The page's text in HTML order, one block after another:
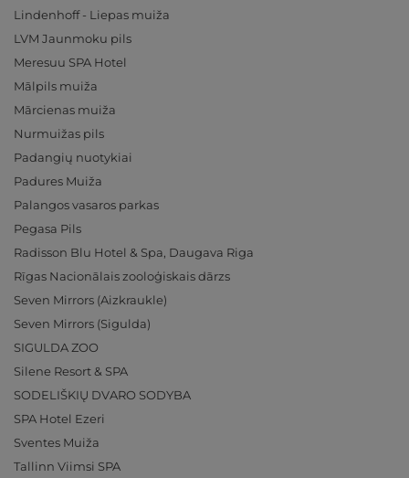
Lindenhoff - Liepas muiža
LVM Jaunmoku pils
Meresuu SPA Hotel
Mālpils muiža
Mārcienas muiža
Nurmuižas pils
Padangių nuotykiai
Padures Muiža
Palangos vasaros parkas
Pegasa Pils
Radisson Blu Hotel & Spa, Daugava Riga
Rīgas Nacionālais zooloģiskais dārzs
Seven Mirrors (Aizkraukle)
Seven Mirrors (Sigulda)
SIGULDA ZOO
Silene Resort & SPA
SODELIŠKIŲ DVARO SODYBA
SPA Hotel Ezeri
Sventes Muiža
Tallinn Viimsi SPA